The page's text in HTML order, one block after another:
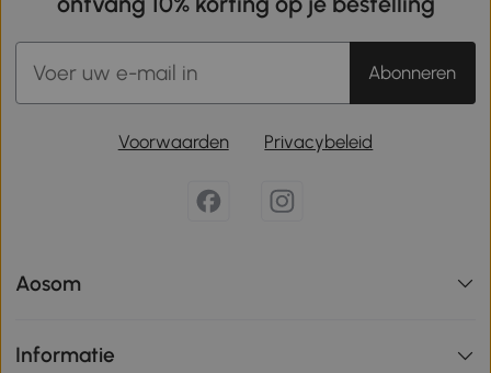
Abonneren
Voorwaarden Privacybeleid
Aosom
Informatie